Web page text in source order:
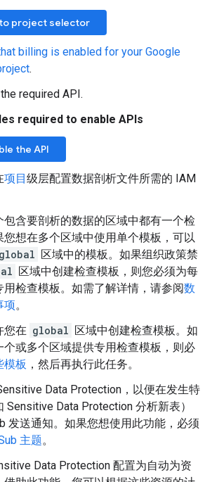
project selector
billing is enabled for your Google
.
required API.
required to enable APIs
the API
项目级层配置数据剖析文件所需的 IAM
包含要剖析的数据的区域中都有一个检
您想在多个区域中使用单个模板，可以
global 区域中的模板。如果组织政策禁
区域中创建检查模板，则您必须为每
用检查模板。如需了解详情，请参阅数
项。
您在 global 区域中创建检查模板。如
个或多个区域提供专用检查模板，则必
模板 ，然后再执行此任务。
Data Protection，以便在发生特
Sensitive Data Protection 分析新表）
发送通知。如果您想使用此功能，必须
主题。
Data Protection 配置为自动为资